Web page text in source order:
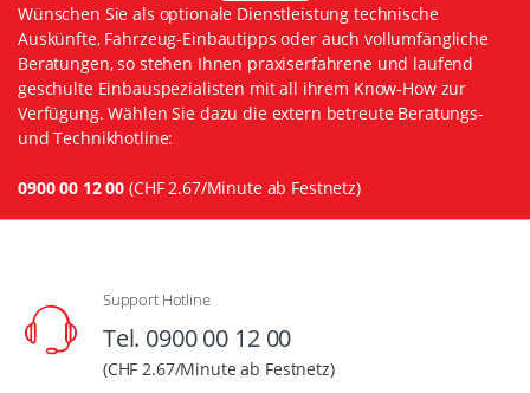
Wünschen Sie als optionale Dienstleistung technische
Auskünfte, Fahrzeug-Einbautipps oder auch vollumfängliche
Beratungen, so stehen Ihnen praxiserfahrene und laufend
geschulte Einbauspezialisten mit all ihrem Know-How zur
Verfügung. Wählen Sie dazu die extern betreute Beratungs-
und Technikhotline:
0900 00 12 00 (CHF 2.67/Minute ab Festnetz)
Support Hotline
Tel. 0900 00 12 00
(CHF 2.67/Minute ab Festnetz)